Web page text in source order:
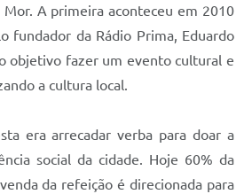
A primeira aconteceu em 2010
fundador da Rádio Prima, Eduardo
objetivo fazer um evento cultural e
a cultura local.
era arrecadar verba para doar a
social da cidade. Hoje 60% da
da refeição é direcionada para